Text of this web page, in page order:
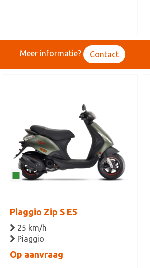
Meer informatie? Contact
Piaggio Zip S E5
25 km/h
Piaggio
Op aanvraag